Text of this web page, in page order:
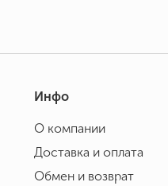
Инфо
О компании
Доставка и оплата
Обмен и возврат